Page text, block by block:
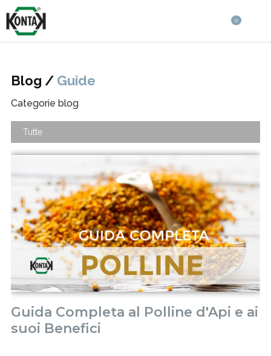
0
Blog / Guide
Categorie blog
Tutte
Guida Completa al Polline d'Api e ai
suoi Benefici